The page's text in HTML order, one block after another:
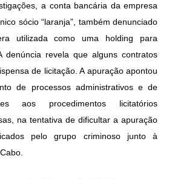
a conta bancária da empresa
sócio “laranja”, também denunciado
utilizada como uma holding para
denúncia revela que alguns contratos
de licitação. A apuração apontou
de processos administrativos e de
aos procedimentos licitatórios
na tentativa de dificultar a apuração
pelo grupo criminoso junto à